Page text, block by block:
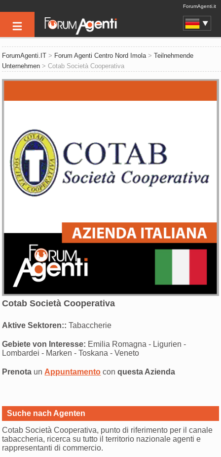
ForumAgenti.it
ForumAgenti.IT > Forum Agenti Centro Nord Imola>Teilnehmende
Unternehmen > Cotab Società Cooperativa
Cotab Società Cooperativa
Aktive Sektoren:: Tabaccherie
Gebiete von Interesse: Emilia Romagna - Ligurien -
Lombardei - Marken - Toskana - Veneto
Prenota un Appuntamento conquesta Azienda
Suche nach Agenten
Cotab Società Cooperativa, punto di riferimento per il canale
tabaccheria, ricerca su tutto il territorio nazionale agenti e
rappresentanti di commercio.